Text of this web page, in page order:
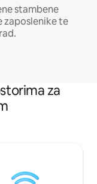
stambene
zaposlenike te
za